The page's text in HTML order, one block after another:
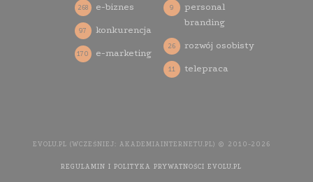
e-biznes
268
konkurencja
97
e-marketing
170
personal
branding
9
rozwój osobisty
26
telepraca
11
EVOLU.PL (WCZEŚNIEJ: AKADEMIAINTERNETU.PL) © 2010-2026
REGULAMIN I POLITYKA PRYWATNOŚCI EVOLU.PL